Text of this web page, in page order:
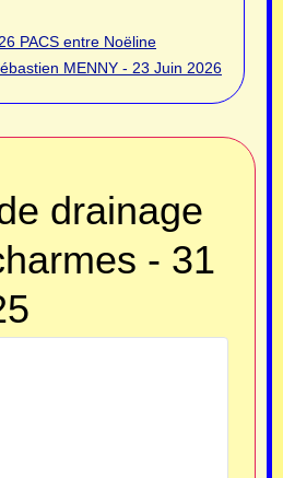
PACS entre Noëline
MENNY - 23 Juin 2026
drainage
- 31